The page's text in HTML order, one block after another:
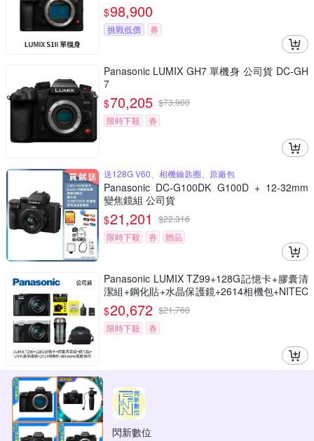
$98,900
挑戰低價 券
Panasonic LUMIX GH7 單機身 公司貨 DC-GH
7
$70,205 $73,900
限時下殺
券
送128G V60、相機鑰匙圈、原廠包
Panasonic DC-G100DK G100D + 12-32mm
變焦鏡組 公司貨
$21,201 $22,316
限時下殺
券 贈品
Panasonic LUMIX TZ99+128G記憶卡+膠囊清
潔組+鋼化貼+水晶保護鏡+2614相機包+NITEC
ORE BB nano 迷你電動氣吹(公司貨)
$20,672 $21,760
限時下殺
券
閃新數位